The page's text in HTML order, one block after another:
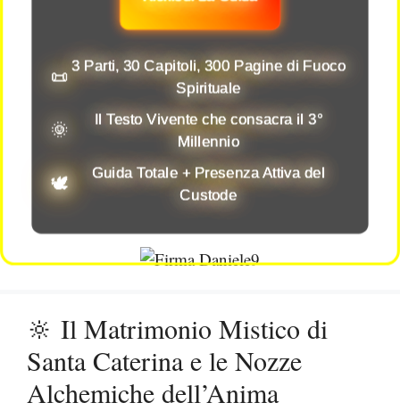
📜
3 Parti, 30 Capitoli, 300 Pagine di Fuoco
Spirituale
🌞
Il Testo Vivente che consacra il 3°
Millennio
🕊️
Guida Totale + Presenza Attiva del
Custode
🔆 Il Matrimonio Mistico di
Santa Caterina e le Nozze
Alchemiche dell’Anima